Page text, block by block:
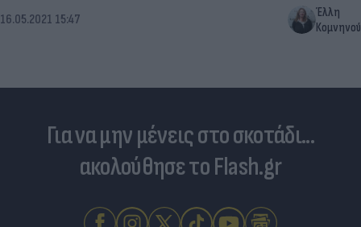
16.05.2021 15:47
Έλλη
Κομνηνού
Για να μην μένεις στο σκοτάδι...
ακολούθησε το Flash.gr